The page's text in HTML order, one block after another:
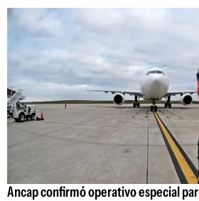
Ancap confirmó operativo especial